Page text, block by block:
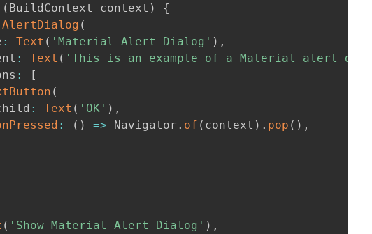
( BuildContext context )
{
AlertDialog (
: Text ( 'Material Alert Dialog' ) ,
: Text ( 'This is an example of a Material alert
:
[
(
: Text ( 'OK' ) ,
: ( ) => Navigator . of ( context ) . pop ( ) ,
( 'Show Material Alert Dialog' ) ,